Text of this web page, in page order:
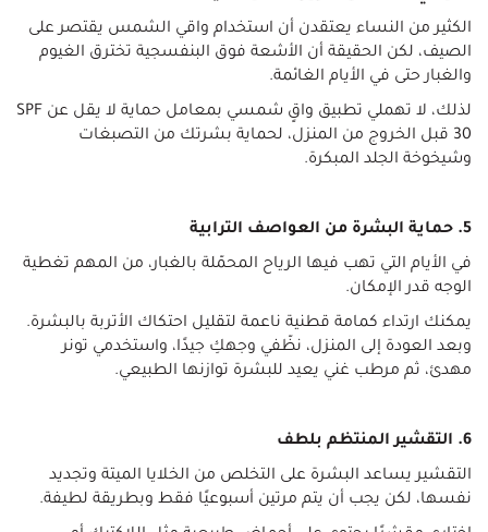
الكثير من النساء يعتقدن أن استخدام واقي الشمس يقتصر على
الصيف، لكن الحقيقة أن الأشعة فوق البنفسجية تخترق الغيوم
والغبار حتى في الأيام الغائمة.
لذلك، لا تهملي تطبيق واقٍ شمسي بمعامل حماية لا يقل عن SPF
30 قبل الخروج من المنزل، لحماية بشرتك من التصبغات
وشيخوخة الجلد المبكرة.
5. حماية البشرة من العواصف الترابية
في الأيام التي تهب فيها الرياح المحمّلة بالغبار، من المهم تغطية
الوجه قدر الإمكان.
يمكنك ارتداء كمامة قطنية ناعمة لتقليل احتكاك الأتربة بالبشرة.
وبعد العودة إلى المنزل، نظّفي وجهكِ جيدًا، واستخدمي تونر
مهدئ، ثم مرطب غني يعيد للبشرة توازنها الطبيعي.
6. التقشير المنتظم بلطف
التقشير يساعد البشرة على التخلص من الخلايا الميتة وتجديد
نفسها، لكن يجب أن يتم مرتين أسبوعيًا فقط وبطريقة لطيفة.